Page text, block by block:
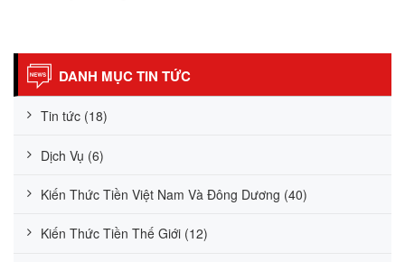
DANH MỤC TIN TỨC
Tin tức (18)
Dịch Vụ (6)
Kiến Thức Tiền Việt Nam Và Đông Dương (40)
Kiến Thức Tiền Thế Giới (12)